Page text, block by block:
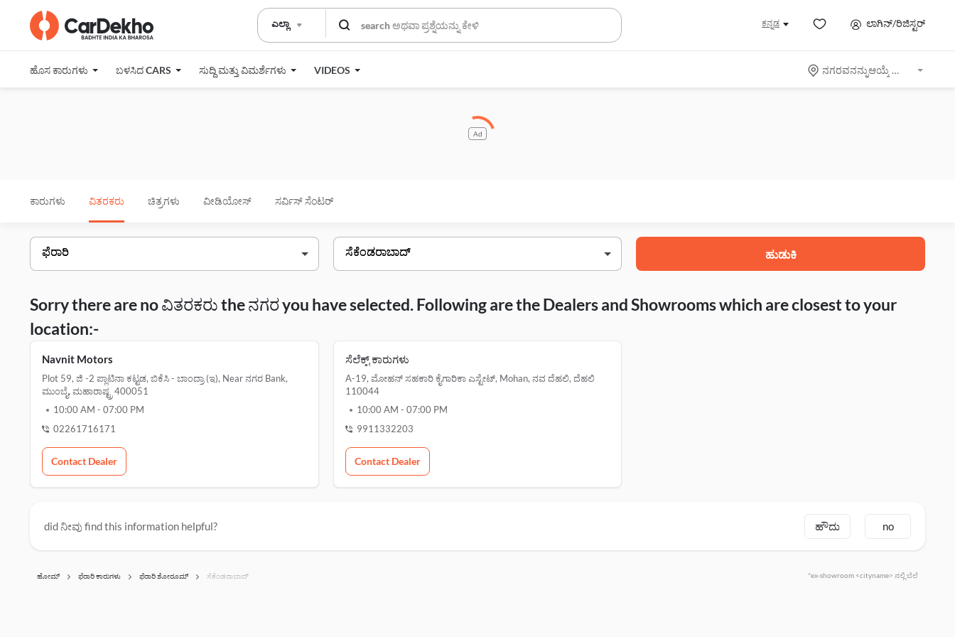
ಎಲ್ಲಾ ಕನ್ನಡ ಲಾಗಿನ್/ರಿಜಿಸ್ಟರ್
ಹೊಸ ಕಾರುಗಳು ಬಳಸಿದ CARS ಸುದ್ದಿ ಮತ್ತು ವಿಮರ್ಶೆಗಳು VIDEOS ನಗರವನನ್ನುಆಯ್ಕೆ ಮಾಡಿ
Ad
ಕಾರುಗಳು ವಿತರಕರು ಚಿತ್ರಗಳು ವೀಡಿಯೋಸ್ ಸರ್ವಿಸ್ ಸೆಂಟರ್
ಹುಡುಕಿ
Sorry there are no ವಿತರಕರು the ನಗರ you have selected. Following are the Dealers and Showrooms which are closest to your
location:-
Navnit Motors
Plot 59, ಜಿ -2 ಪ್ಲಾಟಿನಾ ಕಟ್ಟಡ, ಬಿಕೆಸಿ - ಬಾಂದ್ರಾ (ಇ), Near ನಗರ Bank,
ಮುಂಬೈ, ಮಹಾರಾಷ್ಟ್ರ 400051
10:00 AM - 07:00 PM
02261716171
Contact Dealer
ಸೆಲೆಕ್ಟ್ ಕಾರುಗಳು
A-19, ಮೋಹನ್ ಸಹಕಾರಿ ಕೈಗಾರಿಕಾ ಎಸ್ಟೇಟ್, Mohan, ನವ ದೆಹಲಿ, ದೆಹಲಿ
110044
10:00 AM - 07:00 PM
9911332203
Contact Dealer
did ನೀವು find this information helpful? ಹೌದು no
ಹೋಮ್ ಫೆರಾರಿ ಕಾರುಗಳು ಫೆರಾರಿ ಶೋರೂಮ್‌ ಸೆಕೆಂಡರಾಬಾದ್ *ex-showroom <cityname> ನಲ್ಲಿ ಬೆಲೆ